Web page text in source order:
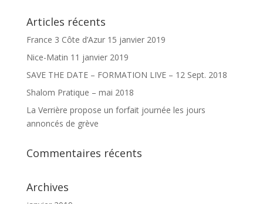
Articles récents
France 3 Côte d’Azur 15 janvier 2019
Nice-Matin 11 janvier 2019
SAVE THE DATE – FORMATION LIVE – 12 Sept. 2018
Shalom Pratique – mai 2018
La Verrière propose un forfait journée les jours
annoncés de grève
Commentaires récents
Archives